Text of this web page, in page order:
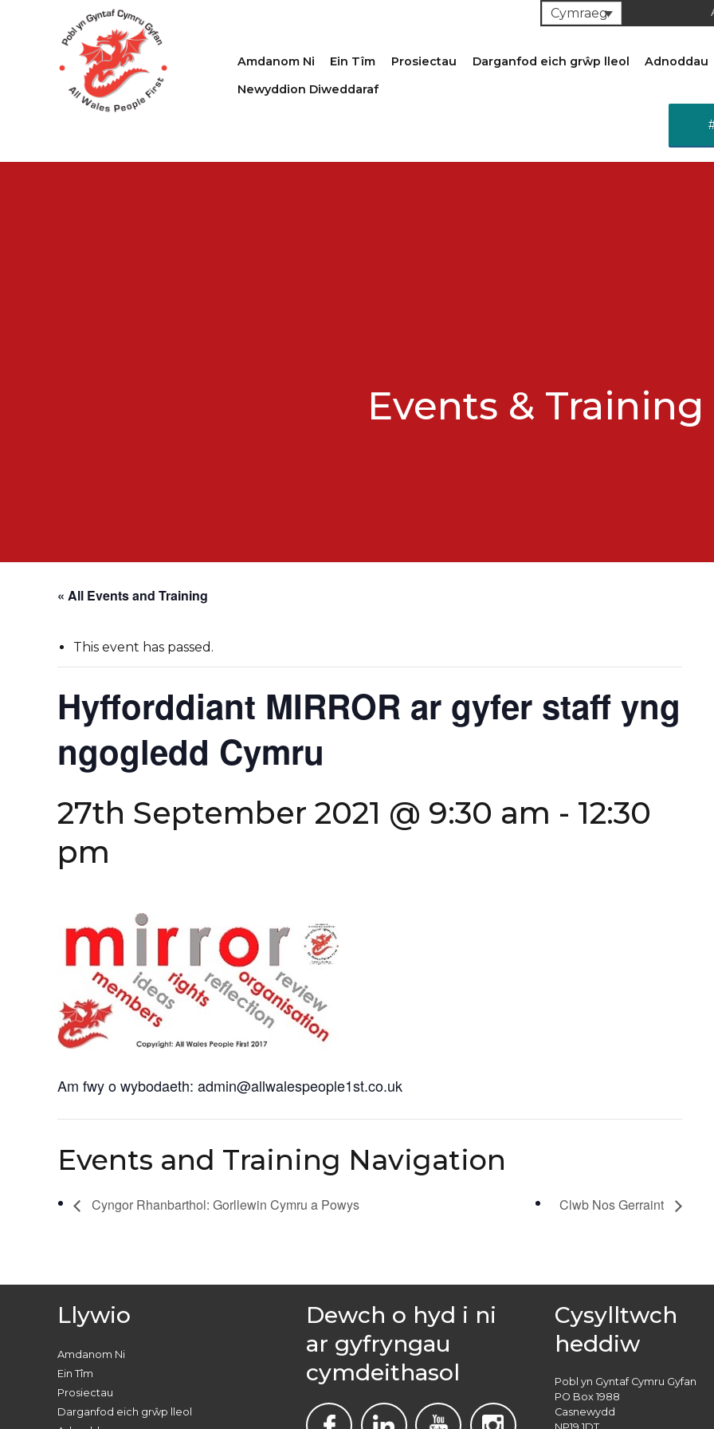
Cymraeg
Amdanom Ni Ein Tîm Prosiectau Darganfod eich grŵp lleol Adnoddau
Newyddion Diweddaraf
Events & Training
« All Events and Training
This event has passed.
Hyfforddiant MIRROR ar gyfer staff yng
ngogledd Cymru
27th September 2021 @ 9:30 am - 12:30
pm
Am fwy o wybodaeth: admin@allwalespeople1st.co.uk
Events and Training Navigation
Cyngor Rhanbarthol: Gorllewin Cymru a Powys Clwb Nos Gerraint
Llywio
Amdanom Ni
Ein Tîm
Prosiectau
Darganfod eich grŵp lleol
Dewch o hyd i ni
ar gyfryngau
cymdeithasol
Cysylltwch
heddiw
Pobl yn Gyntaf Cymru Gyfan
PO Box 1988
Casnewydd